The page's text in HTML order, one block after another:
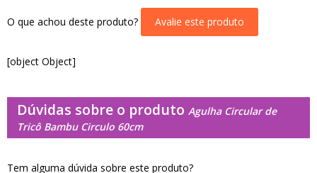
O que achou deste produto? Avalie este produto
[object Object]
Dúvidas sobre o produto Agulha Circular de
Tricô Bambu Circulo 60cm
Tem alguma dúvida sobre este produto?